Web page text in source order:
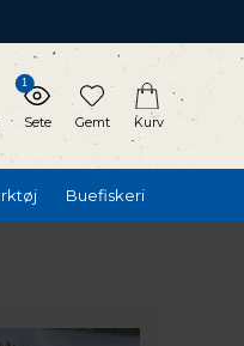
1
Sete Gemt Kurv
Buefiskeri